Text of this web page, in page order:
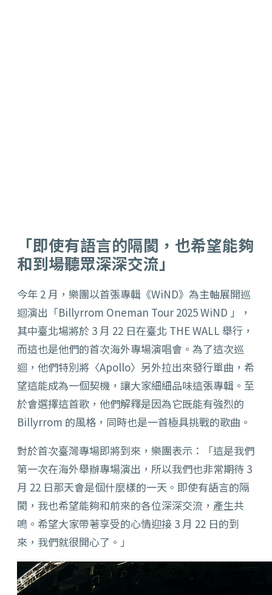
「即使有語言的隔閡，也希望能夠
和到場聽眾深深交流」
今年 2 月，樂團以首張專輯《WiND》為主軸展開巡
迴演出「Billyrrom Oneman Tour 2025 WiND 」，
其中臺北場將於 3 月 22 日在臺北 THE WALL 舉行，
而這也是他們的首次海外專場演唱會。為了這次巡
迴，他們特別將〈Apollo〉另外拉出來發行單曲，希
望這能成為一個契機，讓大家細細品味這張專輯。至
於會選擇這首歌，他們解釋是因為它既能有強烈的
Billyrrom 的風格，同時也是一首極具挑戰的歌曲。
對於首次臺灣專場即將到來，樂團表示：「這是我們
第一次在海外舉辦專場演出，所以我們也非常期待 3
月 22 日那天會是個什麼樣的一天。即使有語言的隔
閡，我也希望能夠和前來的各位深深交流，產生共
鳴。希望大家帶著享受的心情迎接 3 月 22 日的到
來，我們就很開心了。」